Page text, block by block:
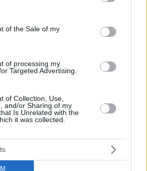
to Google and its third-party tags to
specified purposes in below Google
of the Sale of my
of processing my
Targeted Advertising.
of Collection, Use,
and/or Sharing of my
Is Unrelated with the
it was collected.
η βασίλισσα Ελισάβετ δεν
από το ταξίδι
Φύση